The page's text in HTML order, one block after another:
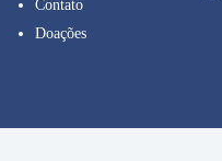
Contato
Doações